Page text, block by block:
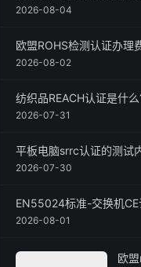
2026-08-04
欧盟ROHS检测认证办理
2026-08-02
纺织品REACH认证是什
2026-07-31
平板电脑srrc认证的测试
2026-07-30
EN55024标准-交换机CE
2026-08-01
欧